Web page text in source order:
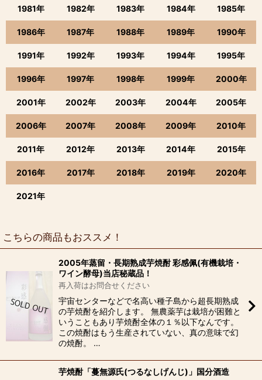
1981年 1982年 1983年 1984年 1985年
1986年 1987年 1988年 1989年 1990年
1991年 1992年 1993年 1994年 1995年
1996年 1997年 1998年 1999年 2000年
2001年 2002年 2003年 2004年 2005年
2006年 2007年 2008年 2009年 2010年
2011年 2012年 2013年 2014年 2015年
2016年 2017年 2018年 2019年 2020年
2021年
こちらの商品もおススメ！
2005年蒸留・長期熟成芋焼酎 彩感佩(有機栽培・
ワイン酵母)当店秘蔵品！
再入荷はお問合せください
宇宙センターなどで名高い種子島から超長期熟成
の芋焼酎を紹介します。 無農薬芋は栽培が困難と
いうこともあり芋焼酎全体の１％以下なんです。
この焼酎はもう生産されていない、真の意味で幻
の焼酎。 …
芋焼酎「蔓無源氏(つるなしげんじ)」国分酒造